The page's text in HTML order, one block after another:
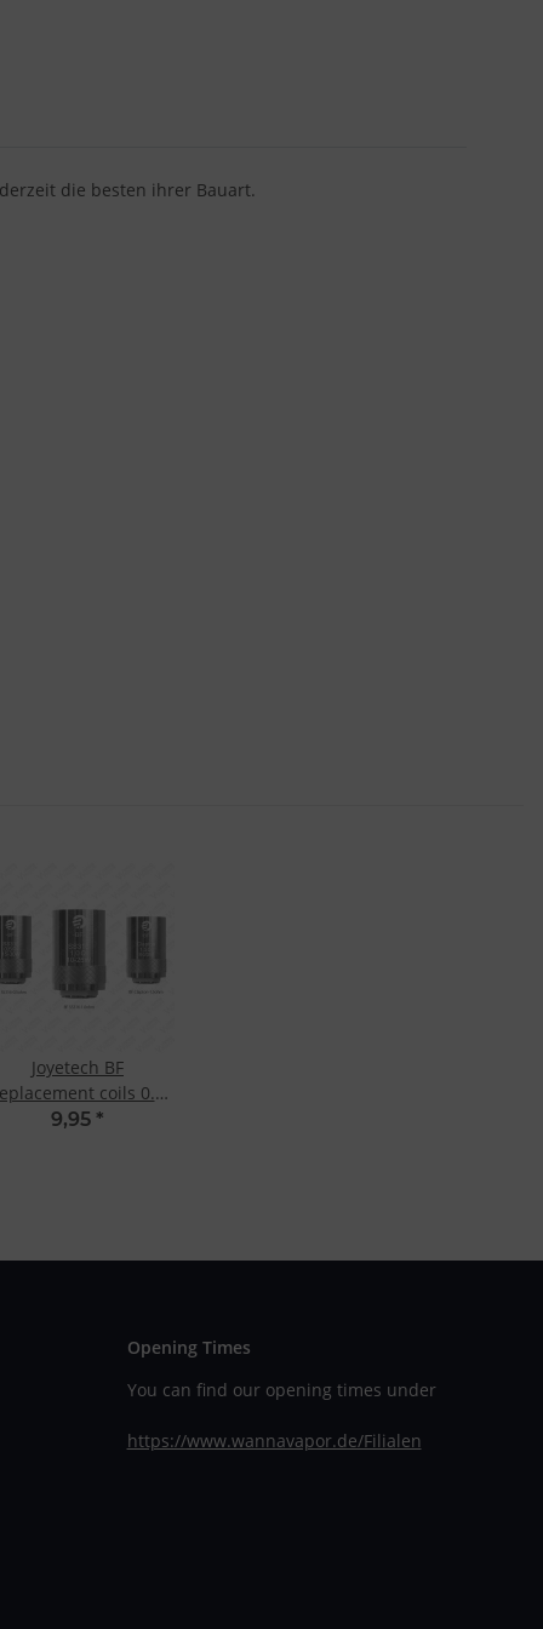
die besten ihrer Bauart.
Joyetech BF
coils 0.5
Ohm
9,95 *
Opening Times
You can find our opening times under
https://www.wannavapor.de/Filialen